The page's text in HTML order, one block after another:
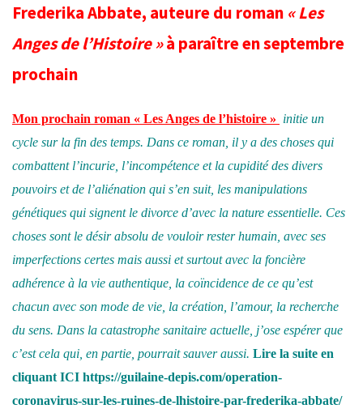
Frederika Abbate, auteure du roman «Les
Anges de l’Histoire»à paraître en septembre
prochain
Mon prochain roman « Les Anges de l’histoire » initie un
cycle sur la fin des temps. Dans ce roman, il y a des choses qui
combattent l’incurie, l’incompétence et la cupidité des divers
pouvoirs et de l’aliénation qui s’en suit, les manipulations
génétiques qui signent le divorce d’avec la nature essentielle. Ces
choses sont le désir absolu de vouloir rester humain, avec ses
imperfections certes mais aussi et surtout avec la foncière
adhérence à la vie authentique, la coïncidence de ce qu’est
chacun avec son mode de vie, la création, l’amour, la recherche
du sens. Dans la catastrophe sanitaire actuelle, j’ose espérer que
c’est cela qui, en partie, pourrait sauver aussi. Lire la suite en
cliquant ICI https://guilaine-depis.com/operation-
coronavirus-sur-les-ruines-de-lhistoire-par-frederika-abbate/